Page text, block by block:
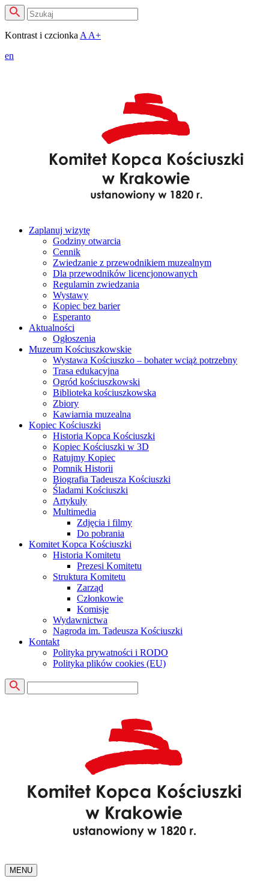
Kontrast i czcionka A A+
en
Zaplanuj wizytę
Godziny otwarcia
Cennik
Zwiedzanie z przewodnikiem muzealnym
Dla przewodników licencjonowanych
Regulamin zwiedzania
Wystawy
Kopiec bez barier
Esperanto
Aktualności
Ogłoszenia
Muzeum Kościuszkowskie
Wystawa Kościuszko – bohater wciąż potrzebny
Trasa edukacyjna
Ogród kościuszkowski
Biblioteka kościuszkowska
Zbiory
Kawiarnia muzealna
Kopiec Kościuszki
Historia Kopca Kościuszki
Kopiec Kościuszki w 3D
Ratujmy Kopiec
Pomnik Historii
Biografia Tadeusza Kościuszki
Śladami Kościuszki
Artykuły
Multimedia
Zdjęcia i filmy
Do pobrania
Komitet Kopca Kościuszki
Historia Komitetu
Prezesi Komitetu
Struktura Komitetu
Zarząd
Członkowie
Komisje
Wydawnictwa
Nagroda im. Tadeusza Kościuszki
Kontakt
Polityka prywatności i RODO
Polityka plików cookies (EU)
MENU